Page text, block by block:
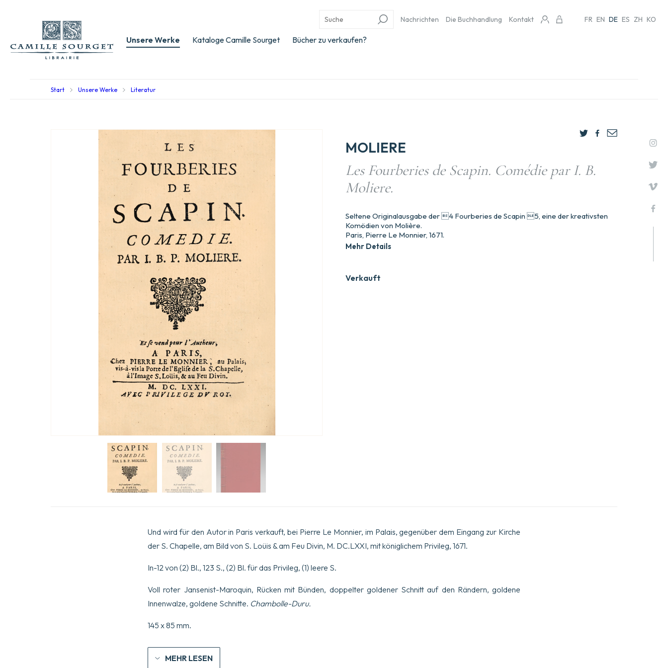
Unsere Werke Kataloge Camille Sourget Bücher zu verkaufen?
Nachrichten Die Buchhandlung Kontakt FR EN DE ES ZH KO
Start Unsere Werke Literatur
MOLIERE
Les Fourberies de Scapin. Comédie par I. B.
Moliere.
Verkauft
Seltene Originalausgabe der 4 Fourberies de Scapin 5, eine der kreativsten
Komödien von Molière.
Paris, Pierre Le Monnier, 1671.
Mehr Details
Und wird für den Autor in Paris verkauft, bei Pierre Le Monnier, im Palais, gegenüber dem Eingang zur Kirche
der S. Chapelle, am Bild von S. Loüis & am Feu Divin, M. DC.LXXI, mit königlichem Privileg, 1671.
In-12 von (2) Bl., 123 S., (2) Bl. für das Privileg, (1) leere S.
Voll roter Jansenist-Maroquin, Rücken mit Bünden, doppelter goldener Schnitt auf den Rändern, goldene
Innenwalze, goldene Schnitte. Chambolle-Duru.
145 x 85 mm.
MEHR LESEN